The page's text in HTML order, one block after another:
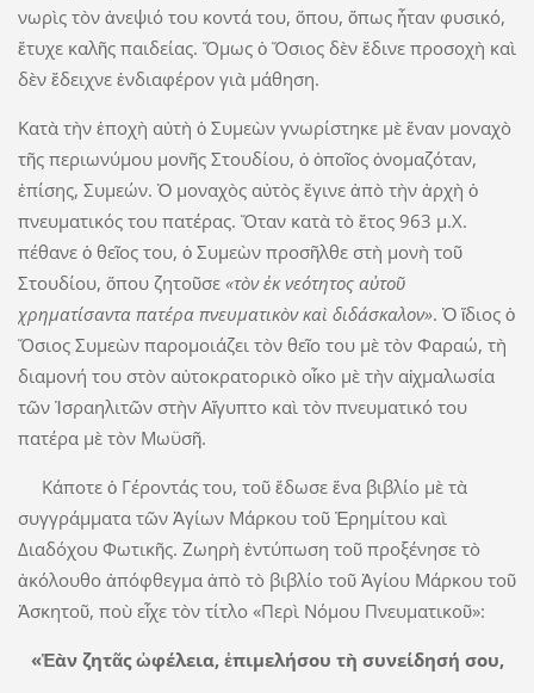
νωρὶς τὸν ἀνεψιό του κοντά του, ὅπου, ὅπως ἦταν φυσικό,
ἔτυχε καλῆς παιδείας. Ὅμως ὁ Ὅσιος δὲν ἔδινε προσοχὴ καὶ
δὲν ἔδειχνε ἐνδιαφέρον γιὰ μάθηση.
Κατὰ τὴν ἐποχὴ αὐτὴ ὁ Συμεὼν γνωρίστηκε μὲ ἕναν μοναχὸ
τῆς περιωνύμου μονῆς Στουδίου, ὁ ὁποῖος ὀνομαζόταν,
ἐπίσης, Συμεών. Ὁ μοναχὸς αὐτὸς ἔγινε ἀπὸ τὴν ἀρχὴ ὁ
πνευματικός του πατέρας. Ὅταν κατὰ τὸ ἔτος 963 μ.Χ.
πέθανε ὁ θεῖος του, ὁ Συμεὼν προσῆλθε στὴ μονὴ τοῦ
Στουδίου, ὅπου ζητοῦσε «τὸν ἐκ νεότητος αὐτοῦ
χρηματίσαντα πατέρα πνευματικὸν καὶ διδάσκαλον». Ὁ ἴδιος ὁ
Ὅσιος Συμεὼν παρομοιάζει τὸν θεῖο του μὲ τὸν Φαραώ, τὴ
διαμονή του στὸν αὐτοκρατορικὸ οἶκο μὲ τὴν αἰχμαλωσία
τῶν Ἰσραηλιτῶν στὴν Αἴγυπτο καὶ τὸν πνευματικό του
πατέρα μὲ τὸν Μωϋσῆ.
Κάποτε ὁ Γέροντάς του, τοῦ ἔδωσε ἕνα βιβλίο μὲ τὰ
συγγράμματα τῶν Ἁγίων Μάρκου τοῦ Ἐρημίτου καὶ
Διαδόχου Φωτικῆς. Ζωηρὴ ἐντύπωση τοῦ προξένησε τὸ
ἀκόλουθο ἀπόφθεγμα ἀπὸ τὸ βιβλίο τοῦ Ἁγίου Μάρκου τοῦ
Ἀσκητοῦ, ποὺ εἶχε τὸν τίτλο «Περὶ Νόμου Πνευματικοῦ»:
«Ἐὰν ζητᾶς ὠφέλεια, ἐπιμελήσου τὴ συνείδησή σου,